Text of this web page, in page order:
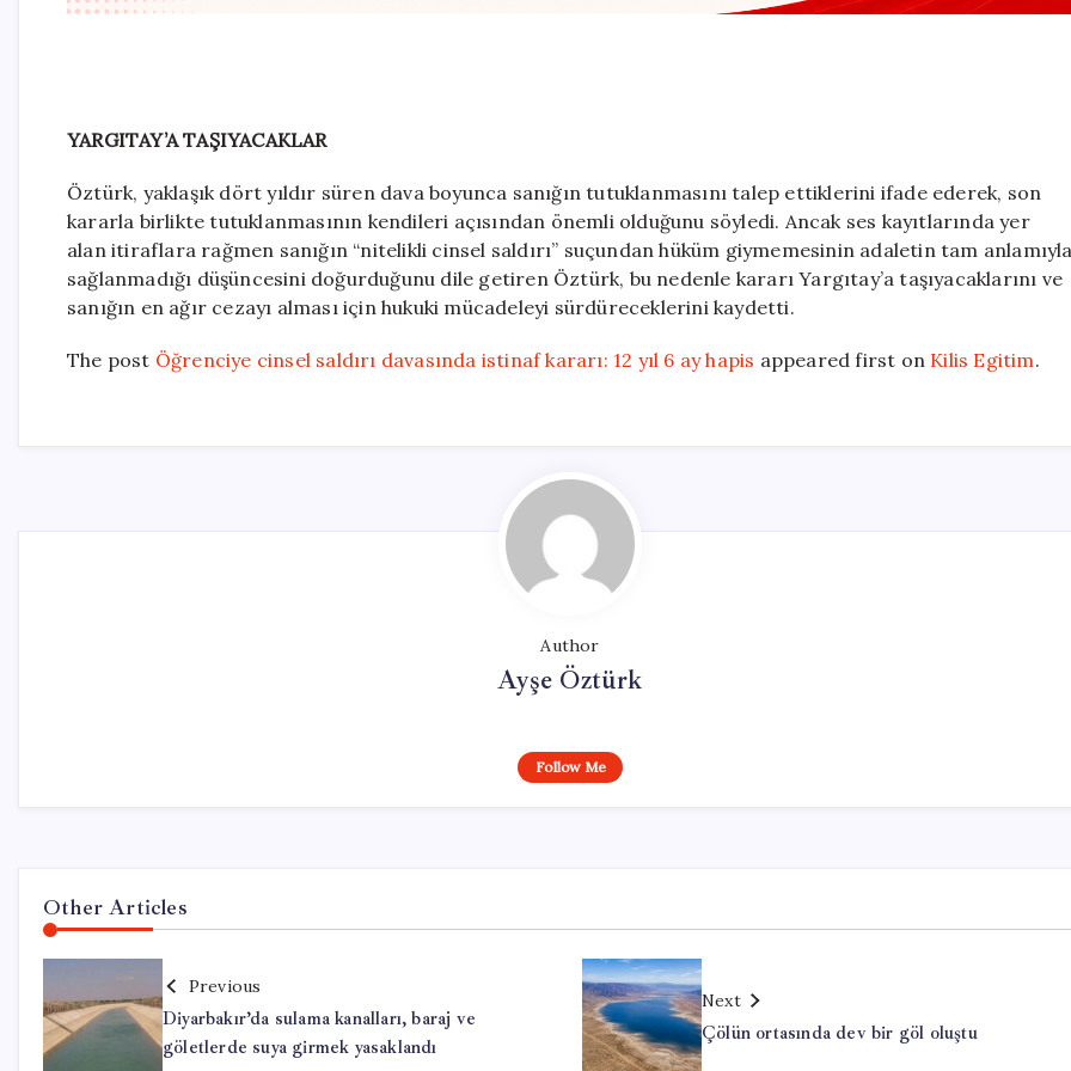
YARGITAY’A TAŞIYACAKLAR
Öztürk, yaklaşık dört yıldır süren dava boyunca sanığın tutuklanmasını talep ettiklerini ifade ederek, son
kararla birlikte tutuklanmasının kendileri açısından önemli olduğunu söyledi. Ancak ses kayıtlarında yer
alan itiraflara rağmen sanığın “nitelikli cinsel saldırı” suçundan hüküm giymemesinin adaletin tam
sağlanmadığı düşüncesini doğurduğunu dile getiren Öztürk, bu nedenle kararı Yargıtay’a taşıyacaklarını ve
sanığın en ağır cezayı alması için hukuki mücadeleyi sürdüreceklerini kaydetti.
The post Öğrenciye cinsel saldırı davasında istinaf kararı: 12 yıl 6 ay hapis appeared first on Kilis Egitim.
Author
Ayşe Öztürk
Follow Me
Other Articles
Previous
Diyarbakır’da sulama kanalları, baraj ve
göletlerde suya girmek yasaklandı
Next
Çölün ortasında dev bir göl oluştu